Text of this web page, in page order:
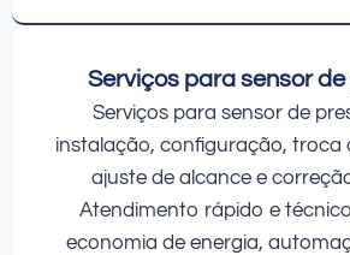
Serviços para sensor
Serviços para sensor de
instalação, configuração, troca
ajuste de alcance e
Atendimento rápido e
economia de energia,